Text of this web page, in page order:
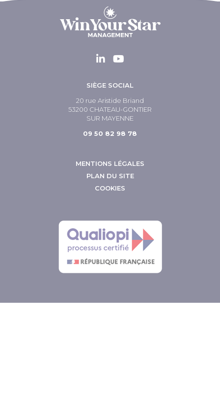
SIÈGE SOCIAL
20 rue Aristide Briand
53200 CHATEAU-GONTIER
SUR MAYENNE
09 50 82 98 78
MENTIONS LÉGALES
PLAN DU SITE
COOKIES